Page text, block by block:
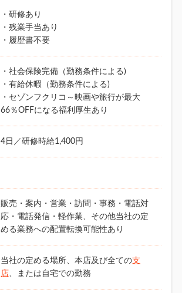
・研修あり
・残業手当あり
・履歴書不要
・社会保険完備（勤務条件による)
・有給休暇（勤務条件による)
・セゾンフクリコ～映画や旅行が最大
66％OFFになる福利厚生あり
4日／研修時給1,400円
販売・案内・営業・訪問・事務・電話対
応・電話発信・軽作業、その他当社の定
める業務への配置転換可能性あり
当社の定める場所、本店及び全ての支
店、または自宅での勤務